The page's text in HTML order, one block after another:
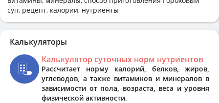
суп, рецепт, калории, нутриенты
Калькуляторы
Калькулятор суточных норм нутриентов
Рассчитает норму калорий, белков, жиров,
углеводов, а также витаминов и минералов в
зависимости от пола, возраста, веса и уровня
физической активности.